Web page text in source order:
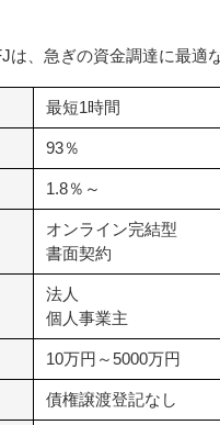
は、急ぎの資金調達に最適
最短1時間
93％
1.8％～
オンライン完結型
書面契約
法人
個人事業主
10万円～5000万円
債権譲渡登記なし